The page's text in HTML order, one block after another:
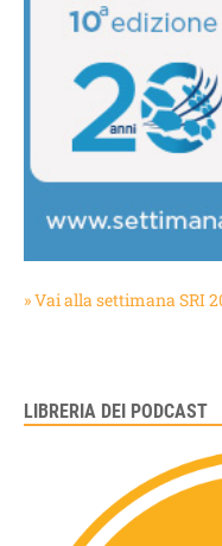
» Vai alla settimana SRI
LIBRERIA DEI PODCAST